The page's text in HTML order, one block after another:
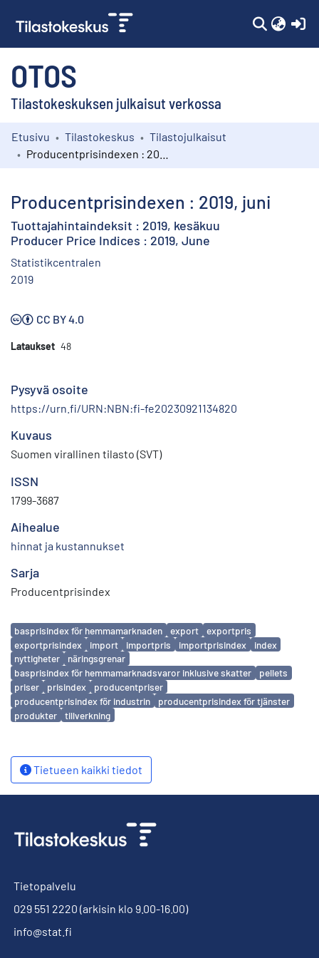
OTOS
Tilastokeskuksen julkaisut verkossa
Kokoelmat
Etusivu Tilastokeskus
Tilastojulkaisut
Producentprisindexen : 2019, juni
Tuottajahintaindeksit : 2019, kesäkuu
Producer Price Indices : 2019, June
Statistikcentralen
2019
CC BY 4.0
Lataukset 48
Pysyvä osoite
https://urn.fi/URN:NBN:fi-fe20230921134820
Kuvaus
Suomen virallinen tilasto (SVT)
ISSN
1799-3687
Aihealue
hinnat ja kustannukset
Sarja
Producentprisindex
Avainsanat
basprisindex för hemmamarknaden export
exportpris
exportprisindex
import importpris importprisindex
index
nyttigheter
näringsgrenar
basprisindex för hemmamarknadsvaror inklusive skatter
pellets
priser
prisindex
producentpriser
producentprisindex för industrin
producentprisindex för tjänster
produkter
tillverkning
Tietueen kaikki tiedot
Tietopalvelu
029 551 2220 (arkisin klo 9.00-16.00)
info@stat.fi